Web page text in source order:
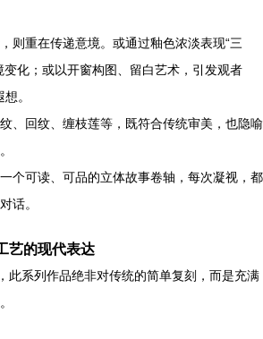
则重在传递意境。或通过釉色浓淡表现“三
变化；或以开窗构图、留白艺术，引发观者
。
、回纹、缠枝莲等，既符合传统审美，也隐喻
个可读、可品的立体故事卷轴，每次凝视，都
话。
艺的现代表达
此系列作品绝非对传统的简单复刻，而是充满